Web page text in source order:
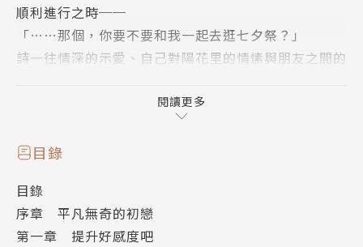
順利進行之時──
「……那個，你要不要和我一起去逛七夕祭？」
詩一往情深的示愛、自己對陽花里的情愫與朋友之間的
閱讀更多
目錄
目錄
序章 平凡無奇的初戀
第一章 提升好感度吧